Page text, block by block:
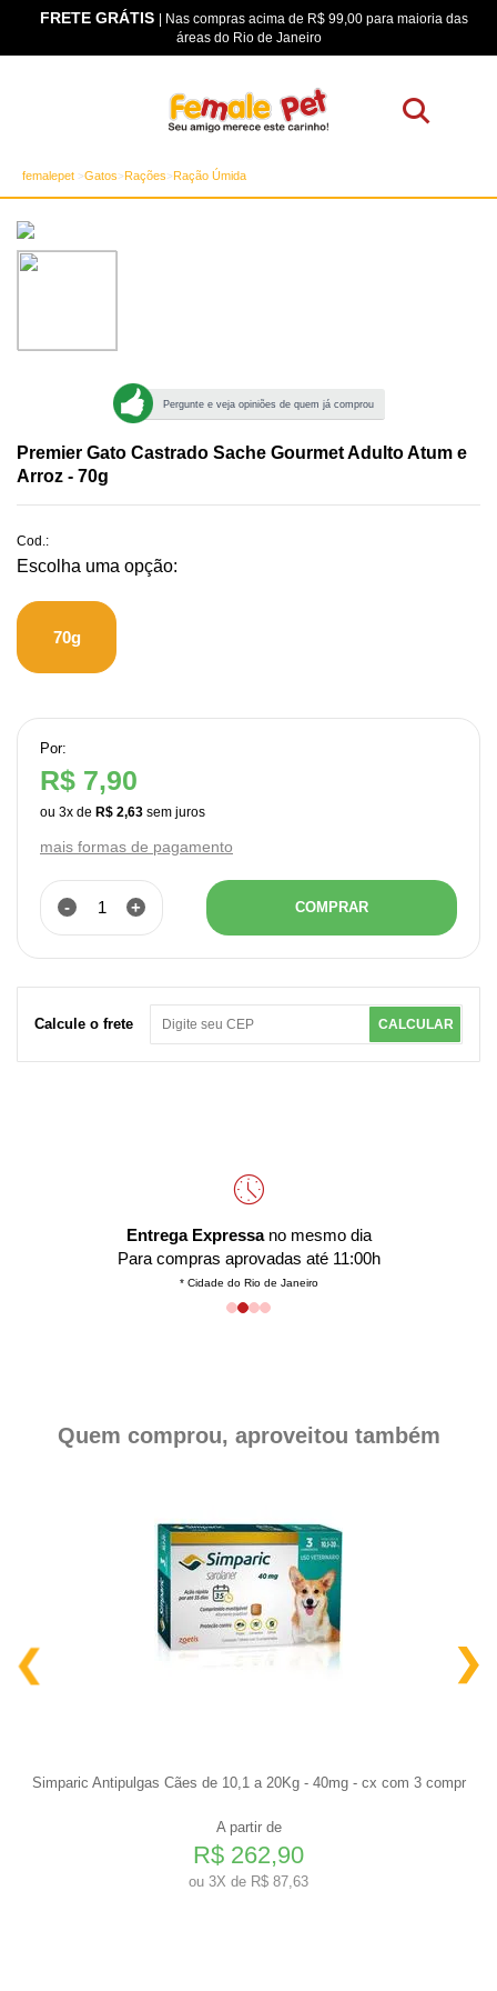
FRETE GRÁTIS | Nas compras acima de R$ 99,00 para maioria das
áreas do Rio de Janeiro
femalepet Gatos Rações Ração Úmida
Pergunte e veja opiniões de quem já comprou
Premier Gato Castrado Sache Gourmet Adulto Atum e
Arroz - 70g
Cod.:
70g
Por:
R$ 7,90
ou 3x de R$ 2,63
mais formas de pagamento
- + COMPRAR
Calcule o frete CALCULAR
Entrega Expressano mesmo dia
Para compras aprovadas até 11:00h
* Cidade do Rio de Janeiro
Quem comprou, aproveitou também
Simparic Antipulgas Cães de 10,1 a 20Kg - 40mg - cx com 3 compr
A partir de
R$ 262,90
ou 3X de R$ 87,63